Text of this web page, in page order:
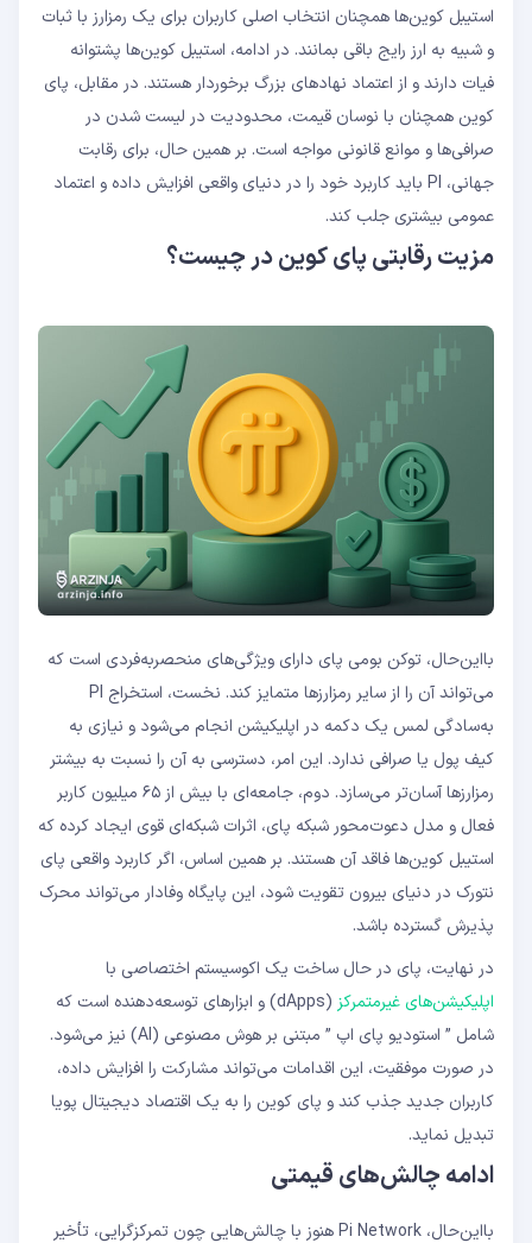
استیبل ‌کوین‌ها همچنان انتخاب اصلی کاربران برای یک رمزارز با ثبات
و شبیه به ارز رایج باقی بمانند. در ادامه، استیبل ‌کوین‌ها پشتوانه
فیات دارند و از اعتماد نهادهای بزرگ برخوردار هستند. در مقابل، پای
کوین همچنان با نوسان قیمت، محدودیت در لیست شدن در
صرافی‌ها و موانع قانونی مواجه است. بر همین حال، برای رقابت
جهانی، PI باید کاربرد خود را در دنیای واقعی افزایش داده و اعتماد
عمومی بیشتری جلب کند.
مزیت رقابتی پای‌ کوین در چیست؟
بااین‌حال، توکن بومی پای‌ دارای ویژگی‌های منحصربه‌فردی است که
می‌تواند آن را از سایر رمزارزها متمایز کند. نخست، استخراج PI
به‌سادگی لمس یک دکمه در اپلیکیشن انجام می‌شود و نیازی به
کیف پول یا صرافی ندارد. این امر، دسترسی به آن را نسبت به بیشتر
رمزارزها آسان‌تر می‌سازد. دوم، جامعه‌ای با بیش از ۶۵ میلیون کاربر
فعال و مدل دعوت‌محور شبکه پای، اثرات شبکه‌ای قوی‌ ایجاد کرده که
استیبل‌ کوین‌ها فاقد آن هستند. بر همین اساس، اگر کاربرد واقعی پای
نتورک در دنیای بیرون تقویت شود، این پایگاه وفادار می‌تواند محرک
پذیرش گسترده باشد.
در نهایت، پای در حال ساخت یک اکوسیستم اختصاصی با
اپلیکیشن‌های غیرمتمرکز
(dApps) و ابزارهای توسعه‌دهنده است که
شامل ” استودیو پای اپ ” مبتنی بر هوش مصنوعی (AI) نیز می‌شود.
در صورت موفقیت، این اقدامات می‌تواند مشارکت را افزایش داده،
کاربران جدید جذب کند و پای‌ کوین را به یک اقتصاد دیجیتال پویا
تبدیل نماید.
ادامه چالش‌های قیمتی
بااین‌حال، Pi Network هنوز با چالش‌هایی چون تمرکزگرایی، تأخیر